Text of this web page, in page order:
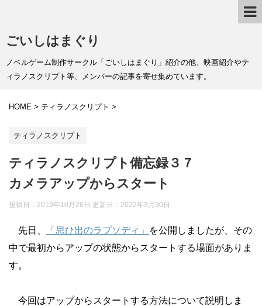
ごいしはまぐり
ノベルゲーム制作サークル「ごいしはまぐり」紹介の他、映画紹介やテ
ィラノスクリプト等、メンバーの記事を寄せ集めています。
HOME > ティラノスクリプト >
ティラノスクリプト
ティラノスクリプト備忘録３７
カメラアップからスタート
投稿日：2019年10月26日 更新日： 2022年3月30日
先日、 「思ひ出のラプソディ」
を公開しましたが、その
中で最初からアップの状態からスタートする場面がありま
す。
今回はアップからスタートする方法について説明しま